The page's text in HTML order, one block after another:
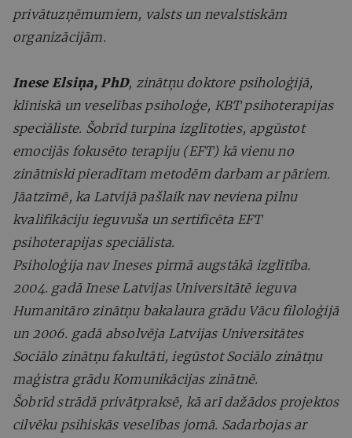
privātuzņēmumiem, valsts un nevalstiskām
organizācijām.
Inese Elsiņa, PhD, zinātņu doktore psiholoģijā,
klīniskā un veselības psiholoģe, KBT psihoterapijas
speciāliste. Šobrīd turpina izglītoties, apgūstot
emocijās fokusēto terapiju (EFT) kā vienu no
zinātniski pieradītam metodēm darbam ar pāriem.
Jāatzīmē, ka Latvijā pašlaik nav neviena pilnu
kvalifikāciju ieguvuša un sertificēta EFT
psihoterapijas speciālista.
Psiholoģija nav Ineses pirmā augstākā izglītība.
2004. gadā Inese Latvijas Universitātē ieguva
Humanitāro zinātņu bakalaura grādu Vācu filoloģijā
un 2006. gadā absolvēja Latvijas Universitātes
Sociālo zinātņu fakultāti, iegūstot Sociālo zinātņu
maģistra grādu Komunikācijas zinātnē.
Šobrīd strādā privātpraksē, kā arī dažādos projektos
cilvēku psihiskās veselības jomā. Sadarbojas ar